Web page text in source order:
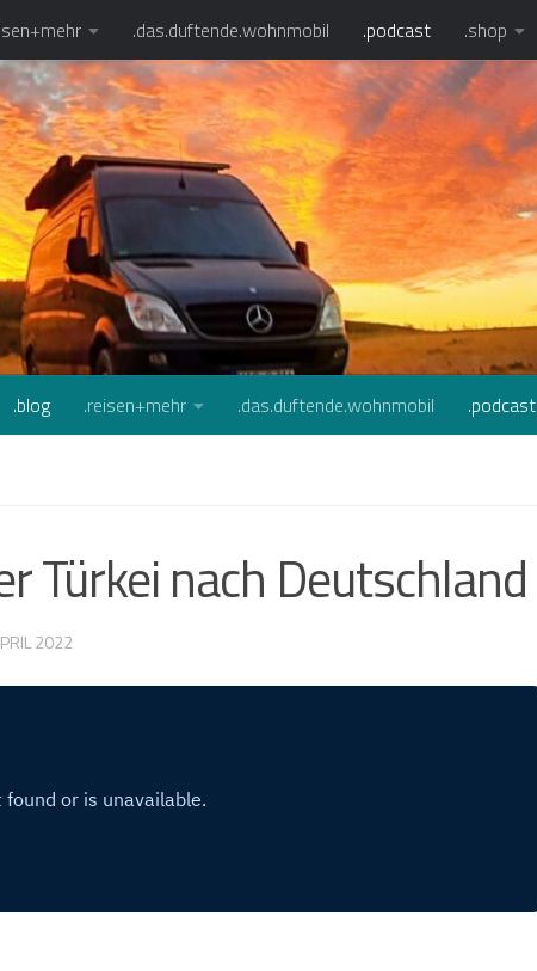
.das.duftende.wohnmobil .podcast .shop
.blog .reisen+mehr .das.duftende.wohnmobil .podcast
Türkei nach Deutschland
2022